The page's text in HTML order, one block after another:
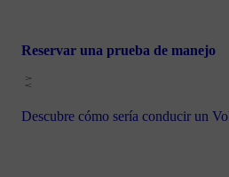
Reservar una prueba de manejo
Descubre cómo sería conducir un